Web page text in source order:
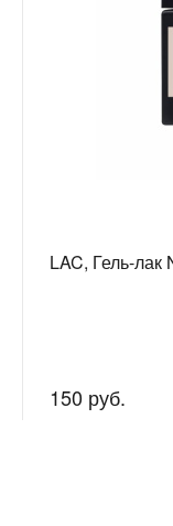
LAC, Гель-
150 руб.